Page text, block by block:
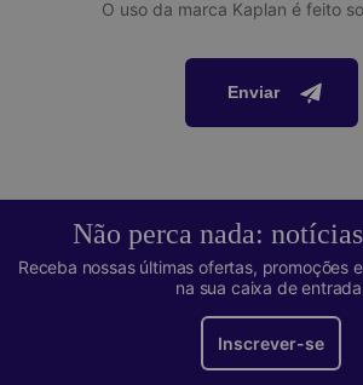
O uso da marca Kaplan é feito
Enviar
Não perca nada:
Receba nossas últimas ofertas, promoções
na sua caixa de
Inscrever-se